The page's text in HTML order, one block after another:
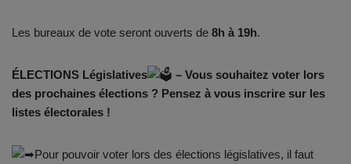
Les bureaux de vote seront ouverts de 8h à 19h.
ÉLECTIONS Législatives
– Vous souhaitez voter lors
des prochaines élections ? Pensez à vous inscrire sur les
listes électorales !
Pour pouvoir voter lors des élections législatives, il faut